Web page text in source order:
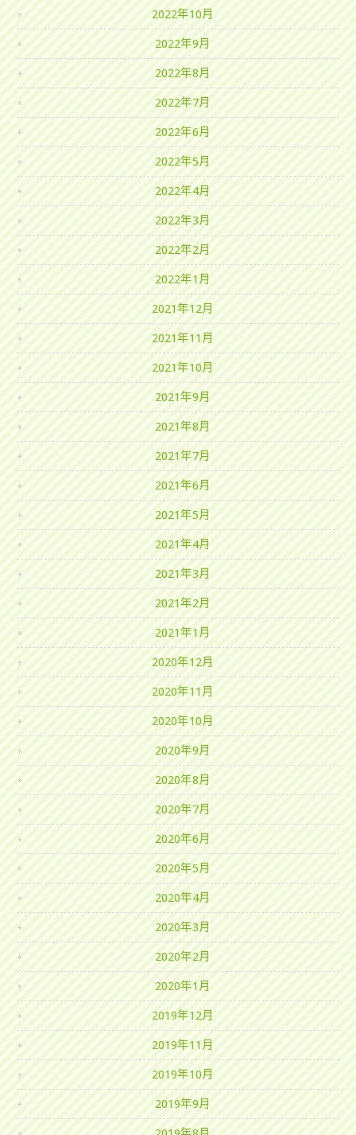
2022年10月
2022年9月
2022年8月
2022年7月
2022年6月
2022年5月
2022年4月
2022年3月
2022年2月
2022年1月
2021年12月
2021年11月
2021年10月
2021年9月
2021年8月
2021年7月
2021年6月
2021年5月
2021年4月
2021年3月
2021年2月
2021年1月
2020年12月
2020年11月
2020年10月
2020年9月
2020年8月
2020年7月
2020年6月
2020年5月
2020年4月
2020年3月
2020年2月
2020年1月
2019年12月
2019年11月
2019年10月
2019年9月